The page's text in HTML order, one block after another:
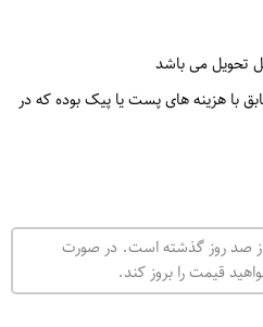
تحویل می باشد
با هزینه های پست یا پیک بوده که در
از صد روز گذشته است. در صورت
قیمت را بروز کند.